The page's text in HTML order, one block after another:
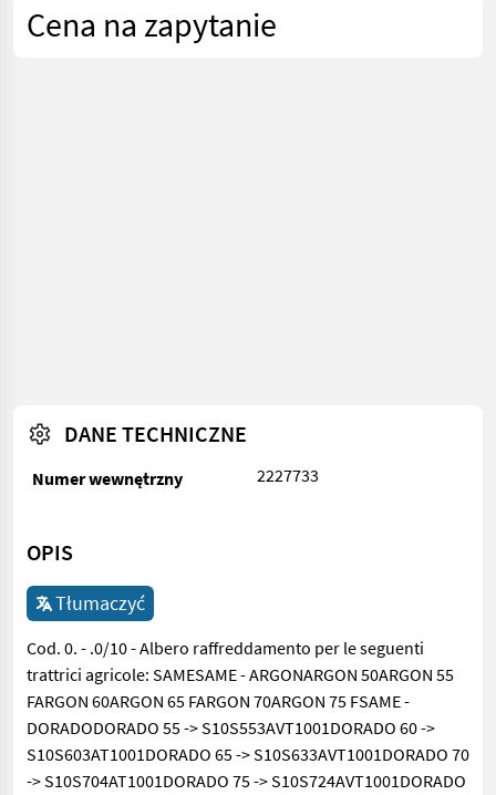
Cena na zapytanie
DANE TECHNICZNE
Numer wewnętrzny 2227733
OPIS
Tłumaczyć
Cod. 0. - .0/10 - Albero raffreddamento per le seguenti
trattrici agricole: SAMESAME - ARGONARGON 50ARGON 55
FARGON 60ARGON 65 FARGON 70ARGON 75 FSAME -
DORADODORADO 55 -> S10S553AVT1001DORADO 60 ->
S10S603AT1001DORADO 65 -> S10S633AVT1001DORADO 70
-> S10S704AT1001DORADO 75 -> S10S724AVT1001DORADO